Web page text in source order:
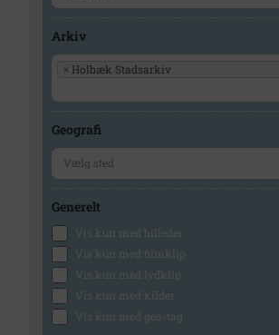
Arkiv
× Holbæk Stadsarkiv
Geografi
Generelt
Vis kun med billeder
Vis kun med filmklip
Vis kun med lydklip
Vis kun med kilder
Vis kun med geo-tag